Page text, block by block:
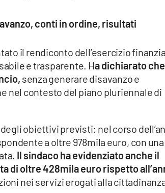
conti in ordine, risultati
il rendiconto dell’esercizio
e trasparente. Ha dichiarato che
senza generare disavanzo e
nel contesto del piano pluriennale di
obiettivi previsti: nel corso
a oltre 978mila euro, con una
Il sindaco ha evidenziato anche il
di oltre 428mila euro rispetto
nei servizi erogati alla